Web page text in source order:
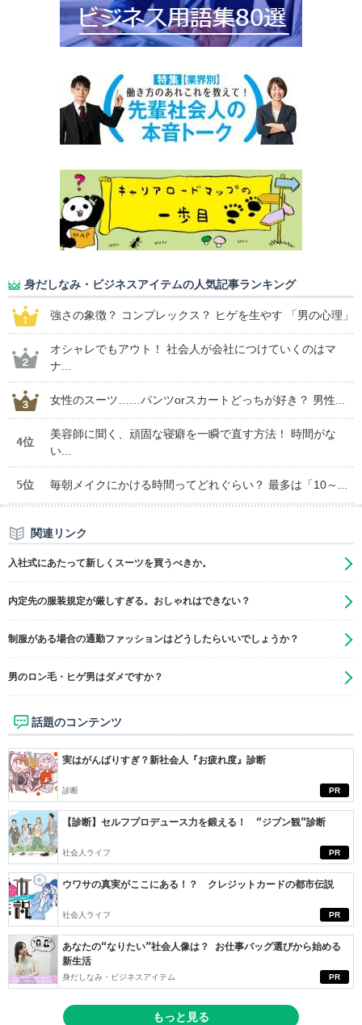
身だしなみ・ビジネスアイテムの人気記事ランキング
強さの象徴？ コンプレックス？ ヒゲを生やす 「男の心理」
オシャレでもアウト！ 社会人が会社につけていくのはマ
ナ...
女性のスーツ……パンツorスカートどっちが好き？ 男性...
4位
美容師に聞く、頑固な寝癖を一瞬で直す方法！ 時間がな
い...
5位 毎朝メイクにかける時間ってどれぐらい？ 最多は「10～...
関連リンク
入社式にあたって新しくスーツを買うべきか。
内定先の服装規定が厳しすぎる。おしゃれはできない？
制服がある場合の通勤ファッションはどうしたらいいでしょうか？
男のロン毛・ヒゲ男はダメですか？
話題のコンテンツ
PR
実はがんばりすぎ？新社会人『お疲れ度』診断
診断
PR
【診断】セルフプロデュース力を鍛える！ “ジブン観”診断
社会人ライフ
PR
ウワサの真実がここにある！？ クレジットカードの都市伝説
社会人ライフ
PR
あなたの“なりたい”社会人像は？ お仕事バッグ選びから始める
新生活
身だしなみ・ビジネスアイテム
もっと見る